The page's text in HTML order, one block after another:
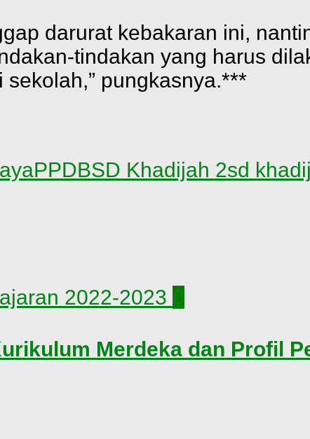
darurat kebakaran ini,
tindakan yang harus
pungkasnya.***
PPDBSD Khadijah 2sd
Merdeka dan Profil